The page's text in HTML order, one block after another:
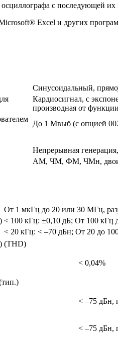
с последующей их
Excel и других
Синусоидальный,
Кардиосигнал, с
производная от
До 1 Мвыб (с опцией
Непрерывная
AM, ЧМ, ФМ, ЧМн,
От 1 мкГц до 20 или 30 МГц,
< 100 кГц: ±0,10 дБ; От 100 кГц
< 20 кГц: < –70 дБн; От 20 до
(THD)
< 0,04%
< –75 дБн,
< –75 дБн,